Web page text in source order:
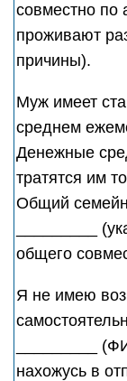
совместно по
проживают
причины).
Муж имеет
среднем
Денежные
тратятся им
Общий
_________
общего
Я не имею
_________
нахожусь в